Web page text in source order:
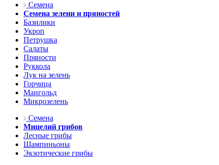
Семена
Семена зелени и пряностей
Базилики
Укроп
Петрушка
Салаты
Пряности
Руккола
Лук на зелень
Горчица
Мангольд
Микрозелень
Семена
Мицелий грибов
Лесные грибы
Шампиньоны
Экзотические грибы